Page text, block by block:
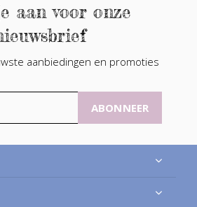
aan voor onze
aanbiedingen en promoties
ABONNEER